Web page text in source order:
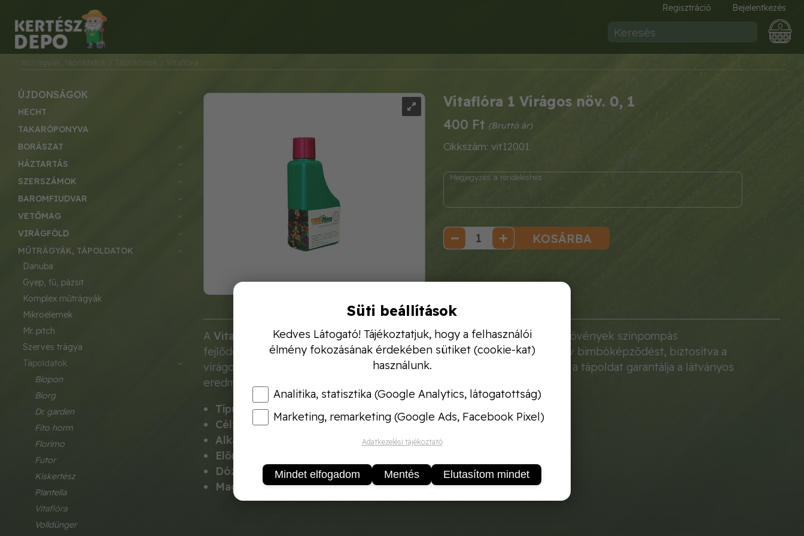
Regisztráció Bejelentkezés
0
Műtrágyák, tápoldatok / Tápoldatok / Vitaflóra
Vitaflóra 1 Virágos növ. 0, 1
400 Ft
Cikkszám: vit12001
KOSÁRBA
A Vitaflóra Virágos növény tápoldat(100 ml) a szobai és kerti virágzó növények színpompás
fejlődésének titka. Speciális összetétele elindítja és fenntartja az intenzív bimbóképződést, biztosítva a
virágok tartósságát. Akár
fokföldi ibolyáról, akár muskátliról
van szó, ez a tápoldat garantálja a látványos
eredményt.
Típus:
Folyékony virágzás-serkentő tápoldat
Cél: Minden virágzó dísznövényhez
Alkalmazás:
Öntözéssel vagy levéltrágyaként
Előny:
Dózis:
1 kupak / 1 liter víz
Magasság:100 ml-es “decis” flakon
ÚJDONSÁGOK
HECHT
TAKARÓPONYVA
BORÁSZAT
HÁZTARTÁS
SZERSZÁMOK
BAROMFIUDVAR
VETŐMAG
VIRÁGFÖLD
MŰTRÁGYÁK, TÁPOLDATOK
danuba
gyep, fű, pázsit
komplex műtrágyák
mikroelemek
mr. pitch
szerves trágya
tápoldatok
biopon
biorg
dr. garden
fito horm
florimo
futor
kiskertész
plantella
vitaflóra
volldünger
Süti beállítások
Kedves Látogató! Tájékoztatjuk, hogy a felhasználói
élmény fokozásának érdekében sütiket (cookie-kat)
használunk.
Analitika, statisztika (Google Analytics, látogatottság)
Marketing, remarketing (Google Ads, Facebook Pixel)
Adatkezelési tájékoztató
Mindet elfogadom Mentés Elutasítom mindet